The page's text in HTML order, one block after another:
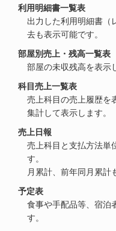
利用明細書一覧表
出力した利用明細書（
去も表示可能です。
部屋別売上・残高一覧表
部屋の未収残高を表示
科目売上一覧表
売上科目の売上履歴を
集計して表示します。
売上日報
売上科目と支払方法単
す。
月累計、前年同月累計
予定表
食事や手配品等、宿泊
す。